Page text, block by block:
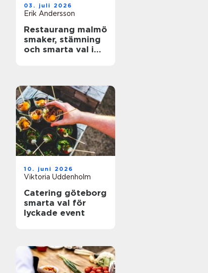
03. juli 2026
Erik Andersson
Restaurang malmö
smaker, stämning
och smarta val i
10. juni 2026
Viktoria Uddenholm
Catering göteborg
smarta val för
lyckade event